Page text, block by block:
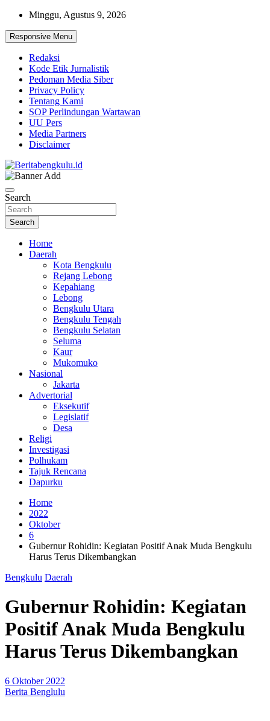
Skip
content
Minggu, Agustus 9, 2026
Responsive Menu
Redaksi
Kode Etik Jurnalistik
Pedoman Media Siber
Privacy Policy
Tentang Kami
SOP Perlindungan Wartawan
UU Pers
Media Partners
Disclaimer
Beritabengkulu.id
Search
Search
Home
Daerah
Kota Bengkulu
Rejang Lebong
Kepahiang
Lebong
Bengkulu Utara
Bengkulu Tengah
Bengkulu Selatan
Seluma
Kaur
Mukomuko
Nasional
Jakarta
Advertorial
Eksekutif
Legislatif
Desa
Religi
Investigasi
Polhukam
Tajuk Rencana
Dapurku
Home
2022
Oktober
6
Gubernur Rohidin: Kegiatan Positif Anak Muda Bengkulu
Harus Terus Dikembangkan
Bengkulu Daerah
Gubernur Rohidin: Kegiatan
Positif Anak Muda Bengkulu
Harus Terus Dikembangkan
6 Oktober 2022
Berita Benglulu